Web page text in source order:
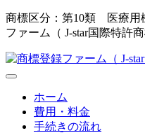
商標区分：第10類 医療用
ファーム（ J-star国際特許商
ホーム
費用・料金
手続きの流れ